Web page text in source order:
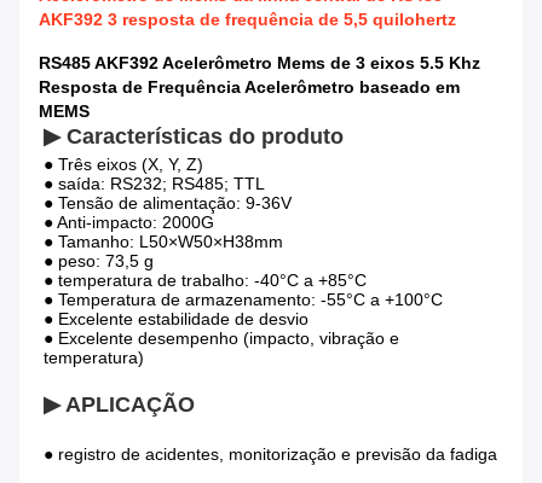
AKF392 3 resposta de frequência de 5,5 quilohertz
RS485 AKF392 Acelerômetro Mems de 3 eixos 5.5 Khz
Resposta de Frequência Acelerômetro baseado em
MEMS
▶ Características do produto
● Três eixos (X, Y, Z)
● saída: RS232; RS485; TTL
● Tensão de alimentação: 9-36V
● Anti-impacto: 2000G
● Tamanho: L50×W50×H38mm
● peso: 73,5 g
● temperatura de trabalho: -40°C a +85°C
● Temperatura de armazenamento: -55°C a +100°C
● Excelente estabilidade de desvio
● Excelente desempenho (impacto, vibração e
temperatura)
▶ APLICAÇÃO
● registro de acidentes, monitorização e previsão da fadiga